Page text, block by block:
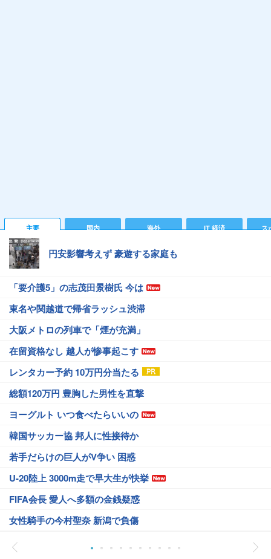
主要 国内 海外 IT 経済 ス
円安影響考えず 豪遊する家庭も
「要介護5」の志茂田景樹氏 今は
東名や関越道で帰省ラッシュ渋滞
大阪メトロの列車で「煙が充満」
在留資格なし 越人が惨事起こす
レンタカー予約 10万円分当たる
総額120万円 豊胸した男性を直撃
ヨーグルト いつ食べたらいいの
韓国サッカー協 邦人に性接待か
若手だらけの巨人がV争い 困惑
U-20陸上 3000m走で早大生が快挙
FIFA会長 愛人へ多額の金銭疑惑
女性騎手の今村聖奈 新潟で負傷